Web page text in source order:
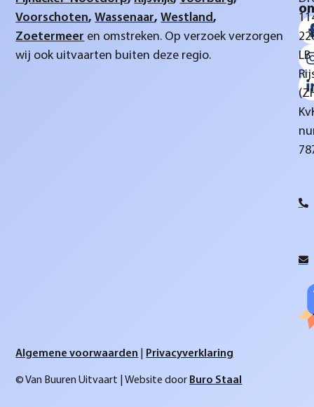
Voorschoten,Wassenaar,Westland,
Zoetermeer en omstreken. Op verzoek verzorgen
wij ook uitvaarten buiten deze regio.
LB
© Van Buuren Uitvaart | Website door Buro Staal
Algemene voorwaarden Privacyverklaring